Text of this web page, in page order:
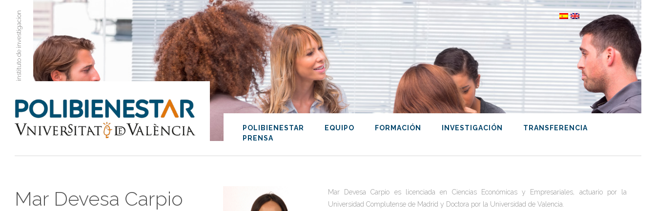
instituto de investigacion
POLIBIENESTAR EQUIPO FORMACIÓN INVESTIGACIÓN
TRANSFERENCIA
PRENSA
Mar Devesa Carpio Mar Devesa Carpio es licenciada en Ciencias Económicas y Empresariales, actuario por la
Universidad Complutense de Madrid y Doctora por la Universidad de Valencia.